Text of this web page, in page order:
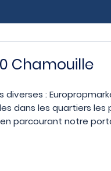
Chamouille
:
dans les quartiers les
parcourant notre